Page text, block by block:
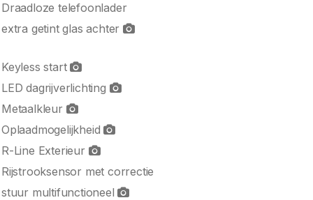
Draadloze telefoonlader
extra getint glas achter
Keyless start
LED dagrijverlichting
Metaalkleur
Oplaadmogelijkheid
R-Line Exterieur
Rijstrooksensor met correctie
stuur multifunctioneel